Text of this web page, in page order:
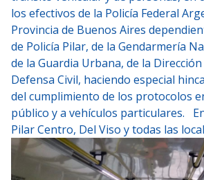
los efectivos de la Policía Federal
Provincia de Buenos Aires
de Policía Pilar, de la Gendarmería
de la Guardia Urbana, de la
Defensa Civil, haciendo especial
del cumplimiento de los protocolos
público y a vehículos particulares.
Pilar Centro, Del Viso y todas las